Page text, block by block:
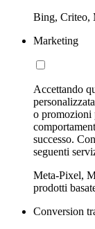
Bing, Criteo,
Marketing
Accettando
o promozioni
successo.
seguenti
Meta-Pixel,
prodotti
Conversion